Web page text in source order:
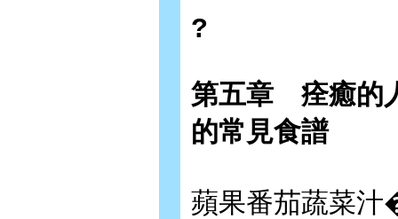
?
第五章 痊癒的
的常見食譜
蘋果番茄蔬菜